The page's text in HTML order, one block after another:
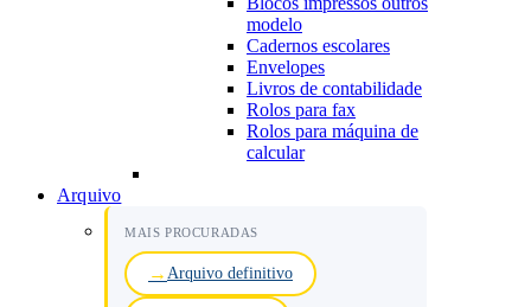
modelo
Cadernos escolares
Envelopes
Livros de contabilidade
Rolos para fax
Rolos para máquina de
calcular
Arquivo
MAIS PROCURADAS
Arquivo definitivo